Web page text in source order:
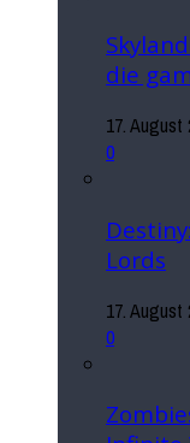
die
17. August
0
Lords
17. August
0